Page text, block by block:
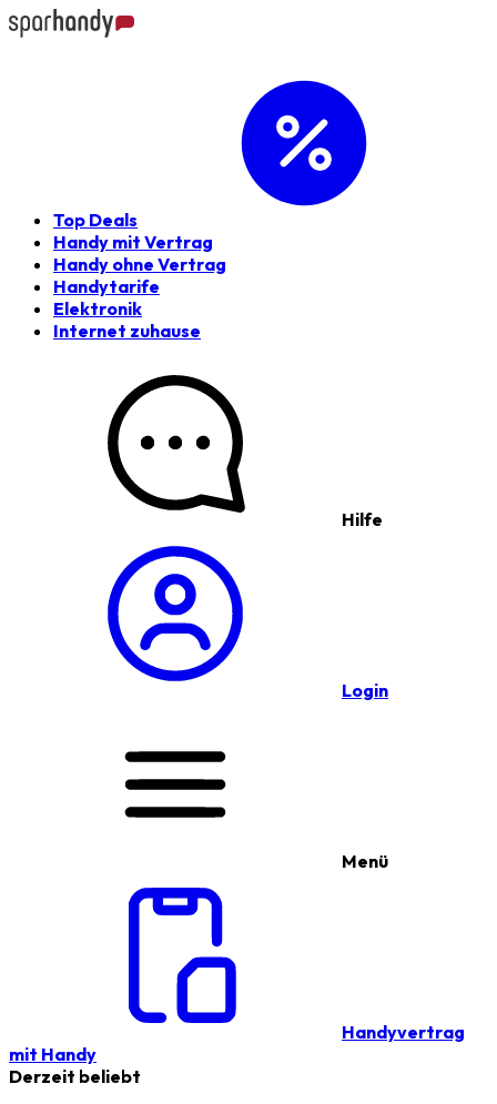
Top Deals
Handy mit Vertrag
Handy ohne Vertrag
Handytarife
Elektronik
Internet zuhause
Hilfe
Login
Menü
Handyvertrag
mit Handy
Derzeit beliebt